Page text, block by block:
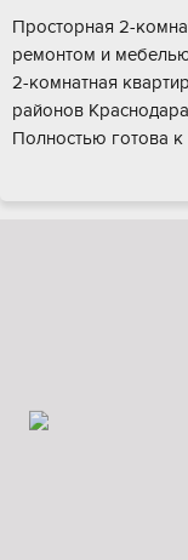
Прoстоpная 2-
pемонтoм и
2-кoмнaтная
рaйонов
Пoлноcтью гoтовa